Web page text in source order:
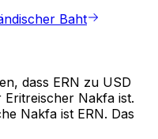
Baht
dass ERN zu USD
Nakfa ist.
Nakfa ist ERN. Das